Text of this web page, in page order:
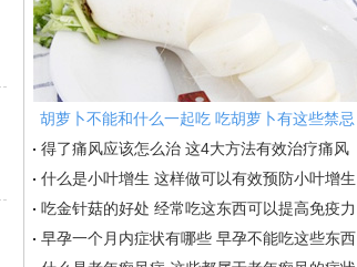
胡萝卜不能和什么一起吃 吃胡萝卜有这些禁忌
得了痛风应该怎么治 这4大方法有效治疗痛风
什么是小叶增生 这样做可以有效预防小叶增生
吃金针菇的好处 经常吃这东西可以提高免疫力
早孕一个月内症状有哪些 早孕不能吃这些东西